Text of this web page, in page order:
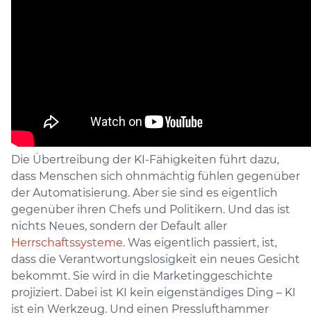
Die Übertreibung der KI-Fähigkeiten führt dazu,
dass Menschen sich ohnmächtig fühlen gegenüber
der Automatisierung. Aber sie sind es eigentlich
gegenüber ihren Chefs und Politikern. Und das ist
nichts Neues, sondern der Default aller
Herrschaftssysteme. Was eigentlich passiert, ist,
dass die Verantwortungslosigkeit ein neues Gesicht
bekommt. Sie wird in die Marketinggeschichte
projiziert. Dabei ist KI kein eigenständiges Ding – KI
ist ein Werkzeug. Und einen Presslufthammer